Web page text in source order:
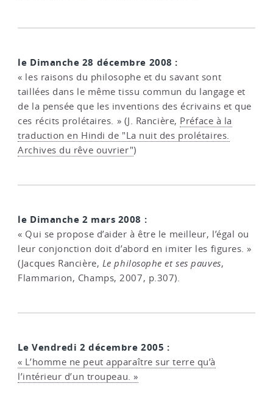
le Dimanche 28 décembre 2008 :
« les raisons du philosophe et du savant sont
taillées dans le même tissu commun du langage et
de la pensée que les inventions des écrivains et que
ces récits prolétaires. » (J. Rancière, Préface à la
traduction en Hindi de "La nuit des prolétaires.
Archives du rêve ouvrier")
le Dimanche 2 mars 2008 :
« Qui se propose d’aider à être le meilleur, l’égal ou
leur conjonction doit d’abord en imiter les figures. »
(Jacques Rancière, Le philosophe et ses pauves,
Flammarion, Champs, 2007, p.307).
Le Vendredi 2 décembre 2005 :
« L’homme ne peut apparaître sur terre qu’à
l’intérieur d’un troupeau. »